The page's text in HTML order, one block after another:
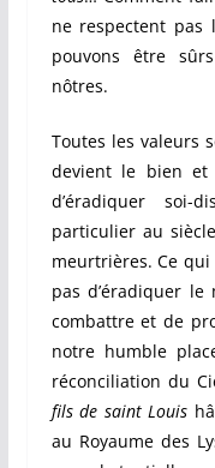
ne respectent pas
pouvons être
nôtres.
Toutes les valeurs
devient le bien et
d’éradiquer
particulier au
meurtrières. Ce qui
pas d’éradiquer
combattre et de
notre humble
réconciliation du
fils de saint Louis
au Royaume des